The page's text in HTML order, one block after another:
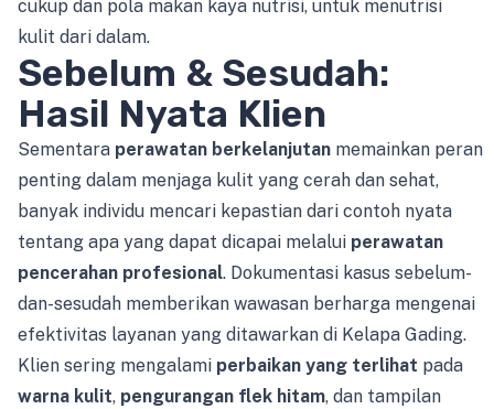
cukup dan pola makan kaya nutrisi, untuk menutrisi
kulit dari dalam.
Sebelum & Sesudah:
Hasil Nyata Klien
Sementara perawatan berkelanjutan memainkan peran
penting dalam menjaga kulit yang cerah dan sehat,
banyak individu mencari kepastian dari contoh nyata
tentang apa yang dapat dicapai melalui perawatan
pencerahan profesional. Dokumentasi kasus sebelum-
dan-sesudah memberikan wawasan berharga mengenai
efektivitas layanan yang ditawarkan di Kelapa Gading.
Klien sering mengalami perbaikan yang terlihat pada
warna kulit, pengurangan flek hitam, dan tampilan